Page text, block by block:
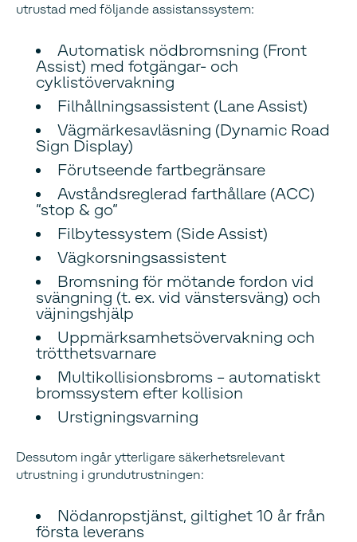
utrustad med följande assistanssystem:
Automatisk nödbromsning (Front
Assist) med fotgängar- och
cyklistövervakning
Filhållningsassistent (Lane Assist)
Vägmärkesavläsning (Dynamic Road
Sign Display)
Förutseende fartbegränsare
Avståndsreglerad farthållare (ACC)
”stop & go”
Filbytessystem (Side Assist)
Vägkorsningsassistent
Bromsning för mötande fordon vid
svängning (t. ex. vid vänstersväng) och
väjningshjälp
Uppmärksamhetsövervakning och
trötthetsvarnare
Multikollisionsbroms – automatiskt
bromssystem efter kollision
Urstigningsvarning
Dessutom ingår ytterligare säkerhetsrelevant
utrustning i grundutrustningen:
Nödanropstjänst, giltighet 10 år från
första leverans